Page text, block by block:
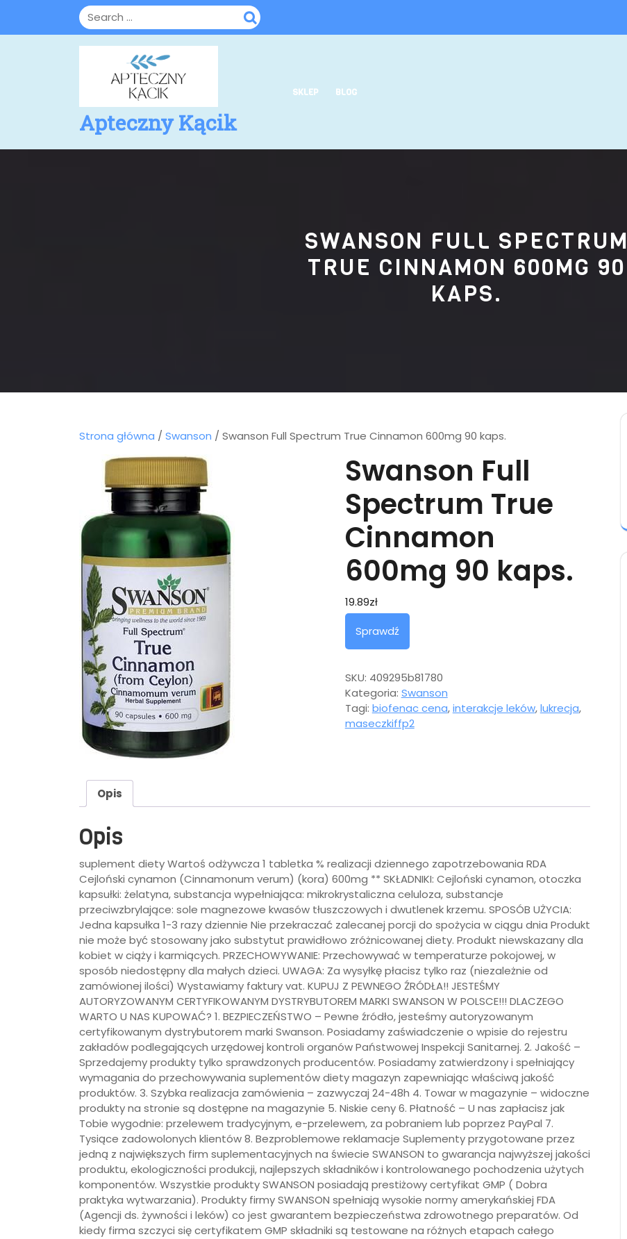
content
Apteczny Kącik
SKLEP BLOG
SWANSON FULL SPECTRUM
TRUE CINNAMON 600MG 90
KAPS.
Strona główna / Swanson / Swanson Full Spectrum True Cinnamon 600mg 90 kaps.
Swanson Full
Spectrum True
Cinnamon
600mg 90 kaps.
19.89zł
Sprawdź
SKU: 409295b81780
Kategoria: Swanson
Tagi: biofenac cena,interakcje leków,lukrecja,
maseczkiffp2
Opis
Opis
suplement diety Wartoś odżywcza 1 tabletka % realizacji dziennego zapotrzebowania RDA
Cejloński cynamon (Cinnamonum verum) (kora) 600mg ** SKŁADNIKI: Cejloński cynamon, otoczka
kapsułki: żelatyna, substancja wypełniająca: mikrokrystaliczna celuloza, substancje
przeciwzbrylające: sole magnezowe kwasów tłuszczowych i dwutlenek krzemu. SPOSÓB UŻYCIA:
Jedna kapsułka 1-3 razy dziennie Nie przekraczać zalecanej porcji do spożycia w ciągu dnia Produkt
nie może być stosowany jako substytut prawidłowo zróżnicowanej diety. Produkt niewskazany dla
kobiet w ciąży i karmiących. PRZECHOWYWANIE: Przechowywać w temperaturze pokojowej, w
sposób niedostępny dla małych dzieci. UWAGA: Za wysyłkę płacisz tylko raz (niezależnie od
zamówionej ilości) Wystawiamy faktury vat. KUPUJ Z PEWNEGO ŹRÓDŁA!! JESTEŚMY
AUTORYZOWANYM CERTYFIKOWANYM DYSTRYBUTOREM MARKI SWANSON W POLSCE!!! DLACZEGO
WARTO U NAS KUPOWAĆ? 1. BEZPIECZEŃSTWO – Pewne źródło, jesteśmy autoryzowanym
certyfikowanym dystrybutorem marki Swanson. Posiadamy zaświadczenie o wpisie do rejestru
zakładów podlegających urzędowej kontroli organów Państwowej Inspekcji Sanitarnej. 2. Jakość –
Sprzedajemy produkty tylko sprawdzonych producentów. Posiadamy zatwierdzony i spełniający
wymagania do przechowywania suplementów diety magazyn zapewniając właściwą jakość
produktów. 3. Szybka realizacja zamówienia – zazwyczaj 24-48h 4. Towar w magazynie – widoczne
produkty na stronie są dostępne na magazynie 5. Niskie ceny 6. Płatność – U nas zapłacisz jak
Tobie wygodnie: przelewem tradycyjnym, e-przelewem, za pobraniem lub poprzez PayPal 7.
Tysiące zadowolonych klientów 8. Bezproblemowe reklamacje Suplementy przygotowane przez
jedną z największych firm suplementacyjnych na świecie SWANSON to gwarancja najwyższej jakości
produktu, ekologiczności produkcji, najlepszych składników i kontrolowanego pochodzenia użytych
komponentów. Wszystkie produkty SWANSON posiadają prestiżowy certyfikat GMP ( Dobra
praktyka wytwarzania). Produkty firmy SWANSON spełniają wysokie normy amerykańskiej FDA
(Agencji ds. żywności i leków) co jest gwarantem bezpieczeństwa zdrowotnego preparatów. Od
kiedy firma szczyci się certyfikatem GMP składniki są testowane na różnych etapach całego